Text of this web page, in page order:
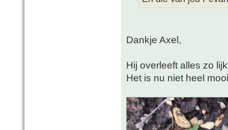
Dankje Axel,
Hij overleeft alles zo
Het is nu niet heel